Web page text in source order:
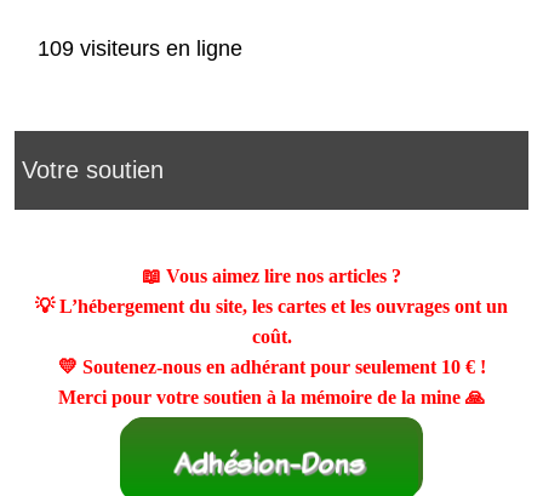
109 visiteurs en ligne
Votre soutien
📖 Vous aimez lire nos articles ?
💡 L’hébergement du site, les cartes et les ouvrages ont un
coût.
💛 Soutenez-nous en adhérant pour seulement 10 €!
Merci pour votre soutien à la mémoire de la mine 🙏